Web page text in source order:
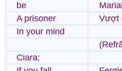
be
A prisoner
In your mind
Ciara:
Vượt